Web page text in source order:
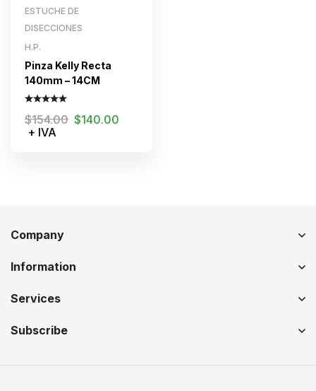
ESTUCHE DE
DISECCIONES
H.P.
Pinza Kelly Recta
140mm – 14CM
$154.00 $140.00
+ IVA
Company
Information
Services
Subscribe